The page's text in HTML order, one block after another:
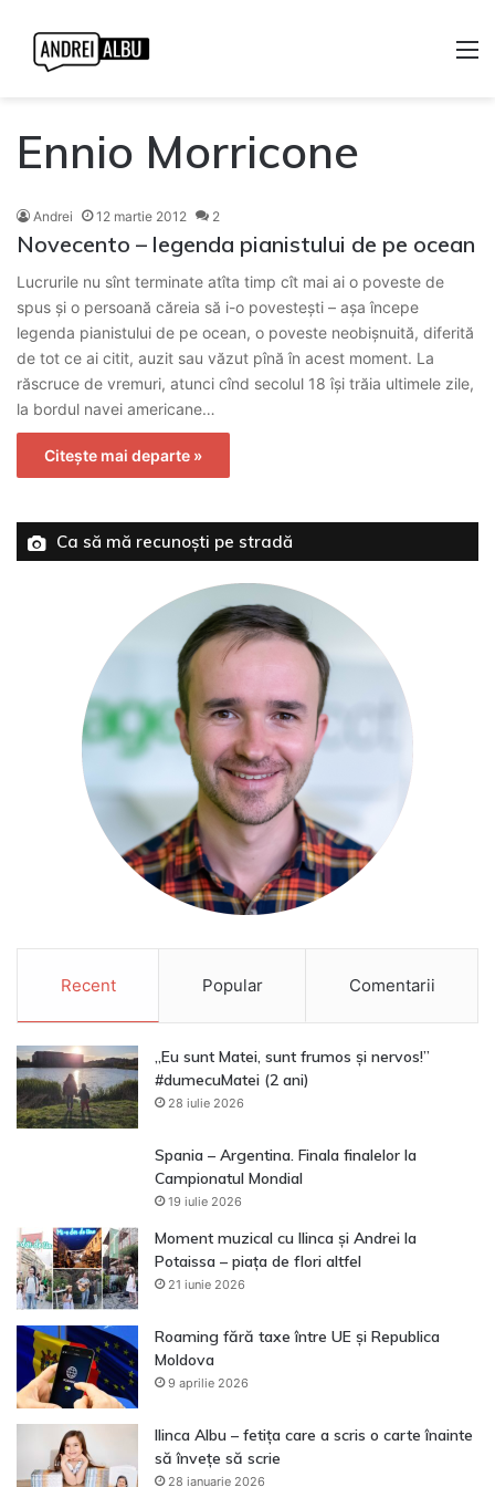
Ennio Morricone
Andrei 12 martie 2012 2
Novecento – legenda pianistului de pe ocean
Lucrurile nu sînt terminate atîta timp cît mai ai o poveste de
spus și o persoană căreia să i-o povestești – așa începe
legenda pianistului de pe ocean, o poveste neobișnuită, diferită
de tot ce ai citit, auzit sau văzut pînă în acest moment. La
răscruce de vremuri, atunci cînd secolul 18 își trăia ultimele zile,
la bordul navei americane…
Citește mai departe »
Ca să mă recunoști pe stradă
Recent Popular Comentarii
„Eu sunt Matei, sunt frumos și nervos!”
#dumecuMatei (2 ani)
28 iulie 2026
Spania – Argentina. Finala finalelor la
Campionatul Mondial
19 iulie 2026
Moment muzical cu Ilinca și Andrei la
Potaissa – piața de flori altfel
21 iunie 2026
Roaming fără taxe între UE și Republica
Moldova
9 aprilie 2026
Ilinca Albu – fetița care a scris o carte înainte
să învețe să scrie
28 ianuarie 2026